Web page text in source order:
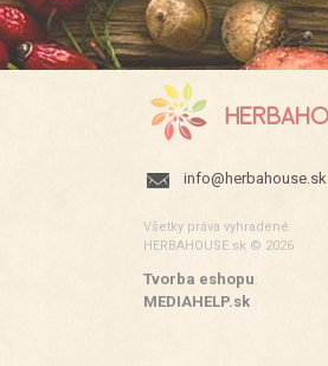
info@herbahouse.sk
Všetky práva vyhradené.
HERBAHOUSE.sk © 2026
Tvorba eshopu:
MEDIAHELP.sk